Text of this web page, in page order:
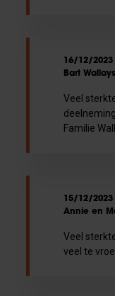
16/12/2023
Bart Wallays
Veel
Familie
15/12/2023
Annie en
Veel
veel te